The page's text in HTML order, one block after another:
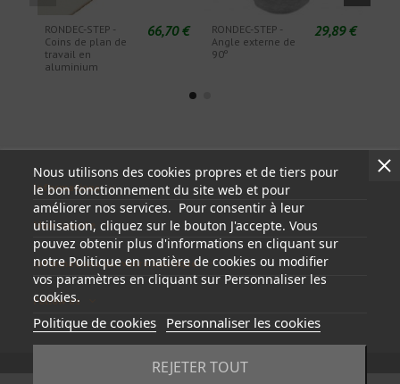
RONDEC-STEP -
Coins de plan de
travail en
aluminium
66,70 €
RONDEC-STEP -
Angle externe de
90º
29,89 €
Nous utilisons des cookies propres et de tiers pour
le bon fonctionnement du site web et pour
améliorer nos services. Pour consentir à leur
utilisation, cliquez sur le bouton J'accepte. Vous
pouvez obtenir plus d'informations en cliquant sur
notre Politique en matière de cookies ou modifier
vos paramètres en cliquant sur Personnaliser les
cookies.
Politique de cookies Personnaliser les cookies
REJETER TOUT
Informations
Mon compte
Informations sur votre boutique
Follow us